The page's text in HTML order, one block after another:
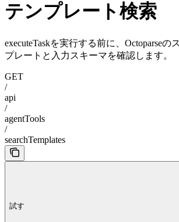
テンプレート検索
executeTaskを実行する前に、Octoparseの
プレートと入力スキーマを確認します。
GET
/
api
/
agentTools
/
searchTemplates
試す